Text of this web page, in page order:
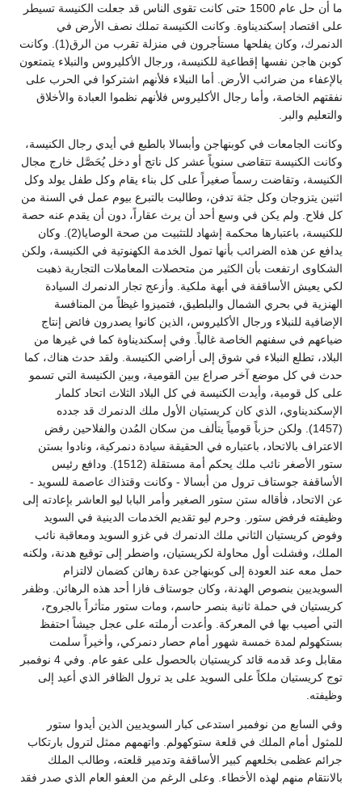
ما أن حل عام 1500 حتى كانت تقوى الناس قد جعلت الكنيسة تسيطر
على اقتصاد إسكنديناوة. وكانت الكنيسة تملك نصف الأرض في
الدنمرك، وكان يفلحها مستأجرون في منزلة تقرب من الرق(1). وكانت
كوبن هاجن نفسها إقطاعية للكنيسة، ورجال الأكليروس والنبلاء يتمتعون
بالإعفاء من ضرائب الأرض. أما النبلاء فلأنهم اشتركوا في الحرب على
نفقتهم الخاصة، وأما رجال الأكليروس فلأنهم نظموا العبادة والأخلاق
والتعليم والبر.
وكانت الجامعات في كوبنهاجن وأبسالا بالطبع في أيدي رجال الكنيسة،
وكانت الكنيسة تتقاضى سنوياً عشر كل ناتج أو دخل يُحَصَّل خارج مجال
الكنيسة، وتقاضت رسماً صغيراً على كل بناء يقام وكل طفل يولد وكل
اثنين يتزوجان وكل جثة تدفن، وطالبت بالتبرع بيوم عمل في السنة من
كل فلاح. ولم يكن في وسع أحد أن يرث عقاراً، دون أن يقدم عنه حصة
للكنيسة، باعتبارها محكمة إشهاد للتثبيت من صحة الوصايا(2). وكان
يدافع عن هذه الضرائب بأنها تمول الخدمة الكهنوتية في الكنيسة، ولكن
الشكاوى ارتفعت بأن الكثير من متحصلات المعاملات التجارية ذهبت
لكي يعيش الأساقفة في أبهة ملكية. وأزعج تجار الدنمرك السيادة
الهنزية في بحري الشمال والبلطيق، فتميزوا غيظاً من المنافسة
الإضافية للنبلاء ورجال الأكليروس، الذين كانوا يصدرون فائض إنتاج
ضياعهم في سفنهم الخاصة غالباً. وفي إسكنديناوة كما في غيرها من
البلاد، تطلع النبلاء في شوق إلى أراضي الكنيسة. ولقد حدث هناك، كما
حدث في كل موضع آخر صراع بين القومية، وبين الكنيسة التي تسمو
على كل قومية، وأيدت الكنيسة في كل البلاد الثلاث اتحاد كلمار
الإسكنديناوي، الذي كان كريستيان الأول ملك الدنمرك قد جدده
(1457). ولكن حزباً قومياً يتألف من سكان المُدن والفلاحين رفض
الاعتراف بالاتحاد، باعتباره في الحقيقة سيادة دنمركية، ونادوا بستن
ستور الأصغر نائب ملك يحكم أمة مستقلة (1512). ودافع رئيس
الأساقفة جوستاف ترول من أبسالا - وكانت وقتذاك عاصمة للسويد -
عن الاتحاد، فأقاله ستن ستور الصغير وأمر البابا ليو العاشر بإعادته إلى
وظيفته فرفض ستور. وحرم ليو تقديم الخدمات الدينية في السويد
وفوض كريستيان الثاني ملك الدنمرك في غزو السويد ومعاقبة نائب
الملك، وفشلت أول محاولة لكريستيان، واضطر إلى توقيع هدنة، ولكنه
حمل معه عند العودة إلى كوبنهاجن عدة رهائن كضمان لالتزام
السويديين بنصوص الهدنة، وكان جوستاف فازا أحد هذه الرهائن. وظفر
كريستيان في حملة ثانية بنصر حاسم، ومات ستور متأثراً بالجروح،
التي أصيب بها في المعركة. وأعدت أرملته على عجل جيشاً احتفظ
بستكهولم لمدة خمسة شهور أمام حصار دنمركي، وأخيراً سلمت
مقابل وعد قدمه قائد كريستيان بالحصول على عفو عام. وفي 4 نوفمبر
توج كريستيان ملكاً على السويد على يد ترول الظافر الذي أعيد إلى
وظيفته.
وفي السابع من نوفمبر استدعى كبار السويديين الذين أيدوا ستور
للمثول أمام الملك في قلعة ستوكهولم. واتهمهم ممثل لترول بارتكاب
جرائم عظمى بخلعهم كبير الأساقفة وتدمير قلعته، وطالب الملك
بالانتقام منهم لهذه الأخطاء. وعلى الرغم من العفو العام الذي صدر فقد